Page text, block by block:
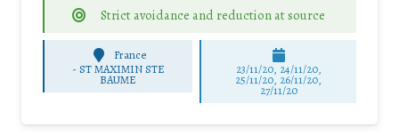
Strict avoidance and reduction at source
France
- ST MAXIMIN STE
BAUME
23/11/20, 24/11/20,
25/11/20, 26/11/20,
27/11/20